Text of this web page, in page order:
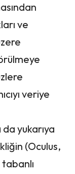
ve
veriye
yukarıya
(Oculus,